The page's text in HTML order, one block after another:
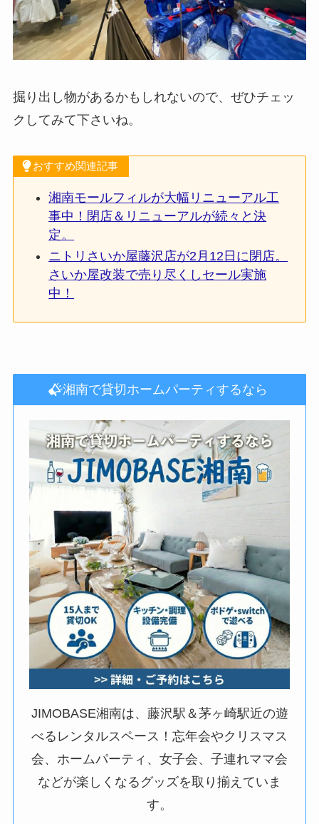
掘り出し物があるかもしれないので、ぜひチェッ
クしてみて下さいね。
おすすめ関連記事
湘南モールフィルが大幅リニューアル工
事中！閉店＆リニューアルが続々と決
定。
ニトリさいか屋藤沢店が2月12日に閉店。
さいか屋改装で売り尽くしセール実施
中！
湘南で貸切ホームパーティするなら
JIMOBASE湘南は、藤沢駅＆茅ヶ崎駅近の遊
べるレンタルスペース！忘年会やクリスマス
会、ホームパーティ、女子会、子連れママ会
などが楽しくなるグッズを取り揃えていま
す。